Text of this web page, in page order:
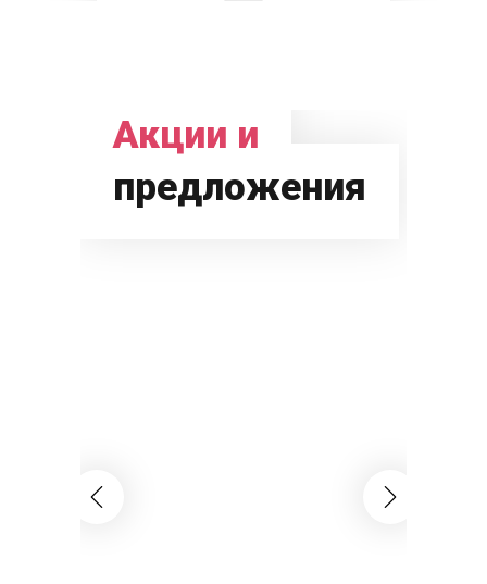
Акции и
предложения